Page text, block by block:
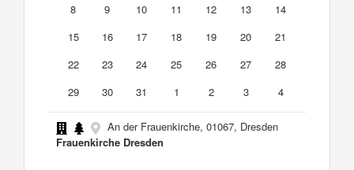
8
9 10 11 12 13
14
15
16 17 18 19 20
21
22
23 24 25 26 27
28
29
30 31 1 2 3 4
An der Frauenkirche, 01067, Dresden
Frauenkirche Dresden